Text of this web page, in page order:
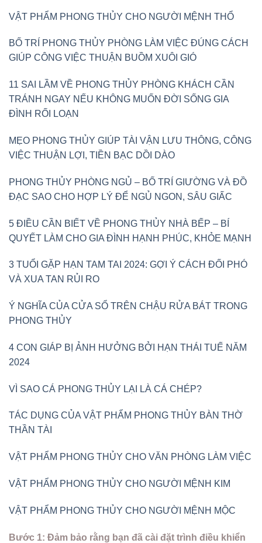
VẬT PHẨM PHONG THỦY CHO NGƯỜI MỆNH THỔ
BỐ TRÍ PHONG THỦY PHÒNG LÀM VIỆC ĐÚNG CÁCH
GIÚP CÔNG VIỆC THUẬN BUỒM XUÔI GIÓ
11 SAI LẦM VỀ PHONG THỦY PHÒNG KHÁCH CẦN
TRÁNH NGAY NẾU KHÔNG MUỐN ĐỜI SỐNG GIA
ĐÌNH RỐI LOẠN
MẸO PHONG THỦY GIÚP TÀI VẬN LƯU THÔNG, CÔNG
VIỆC THUẬN LỢI, TIỀN BẠC DỒI DÀO
PHONG THỦY PHÒNG NGỦ – BỐ TRÍ GIƯỜNG VÀ ĐỒ
ĐẠC SAO CHO HỢP LÝ ĐỂ NGỦ NGON, SÂU GIẤC
5 ĐIỀU CẦN BIẾT VỀ PHONG THỦY NHÀ BẾP – BÍ
QUYẾT LÀM CHO GIA ĐÌNH HẠNH PHÚC, KHỎE MẠNH
3 TUỔI GẶP HẠN TAM TAI 2024: GỢI Ý CÁCH ĐỐI PHÓ
VÀ XUA TAN RỦI RO
Ý NGHĨA CỦA CỬA SỔ TRÊN CHẬU RỬA BÁT TRONG
PHONG THỦY
4 CON GIÁP BỊ ẢNH HƯỞNG BỞI HẠN THÁI TUẾ NĂM
2024
VÌ SAO CÁ PHONG THỦY LẠI LÀ CÁ CHÉP?
TÁC DỤNG CỦA VẬT PHẨM PHONG THỦY BÀN THỜ
THẦN TÀI
VẬT PHẨM PHONG THỦY CHO VĂN PHÒNG LÀM VIỆC
VẬT PHẨM PHONG THỦY CHO NGƯỜI MỆNH KIM
VẬT PHẨM PHONG THỦY CHO NGƯỜI MỆNH MỘC
Bước 1: Đảm bảo rằng bạn đã cài đặt trình điều khiển